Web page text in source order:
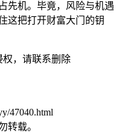
先机。毕竟，风险与机遇
这把打开财富大门的钥
，请联系删除
47040.html
转载。